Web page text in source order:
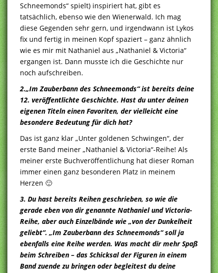
Schneemonds“ spielt) inspiriert hat, gibt es
tatsächlich, ebenso wie den Wienerwald. Ich mag
diese Gegenden sehr gern, und irgendwann ist Lykos
fix und fertig in meinen Kopf spaziert – ganz ähnlich
wie es mir mit Nathaniel aus „Nathaniel & Victoria“
ergangen ist. Dann musste ich die Geschichte nur
noch aufschreiben.
2.„Im Zauberbann des Schneemonds“ ist bereits deine
12. veröffentlichte Geschichte. Hast du unter deinen
eigenen Titeln einen Favoriten, der vielleicht eine
besondere Bedeutung für dich hat?
Das ist ganz klar „Unter goldenen Schwingen“, der
erste Band meiner „Nathaniel & Victoria“-Reihe! Als
meiner erste Buchveröffentlichung hat dieser Roman
immer einen ganz besonderen Platz in meinem
Herzen 🙂
3. Du hast bereits Reihen geschrieben, so wie die
gerade eben von dir genannte Nathaniel und Victoria-
Reihe, aber auch Einzelbände wie „von der Dunkelheit
geliebt“. „Im Zauberbann des Schneemonds“ soll ja
ebenfalls eine Reihe werden. Was macht dir mehr Spaß
beim Schreiben – das Schicksal der Figuren in einem
Band zuende zu bringen oder begleitest du deine